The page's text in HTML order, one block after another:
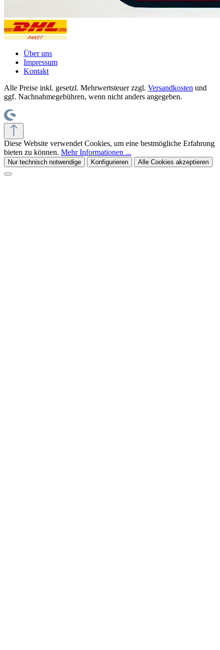
Über uns
Impressum
Kontakt
Alle Preise inkl. gesetzl. Mehrwertsteuer zzgl. Versandkosten und
ggf. Nachnahmegebühren, wenn nicht anders angegeben.
Diese Website verwendet Cookies, um eine bestmögliche Erfahrung
bieten zu können. Mehr Informationen ...
Nur technisch notwendige Konfigurieren Alle Cookies akzeptieren